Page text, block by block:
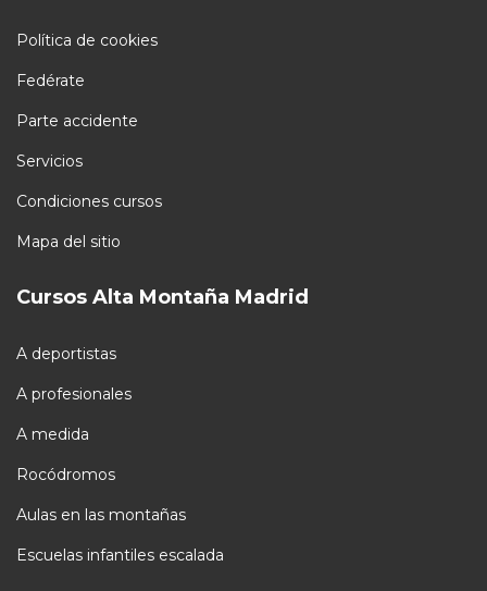
Política de cookies
Fedérate
Parte accidente
Servicios
Condiciones cursos
Mapa del sitio
Cursos Alta Montaña Madrid
A deportistas
A profesionales
A medida
Rocódromos
Aulas en las montañas
Escuelas infantiles escalada